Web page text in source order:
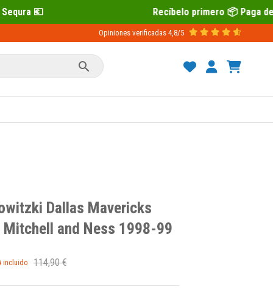
Recíbelo primero 📦 Paga después con
Opiniones verificadas 4,8/5

Dallas Mavericks
Mitchell and Ness 1998-99
incluido 114,90 €